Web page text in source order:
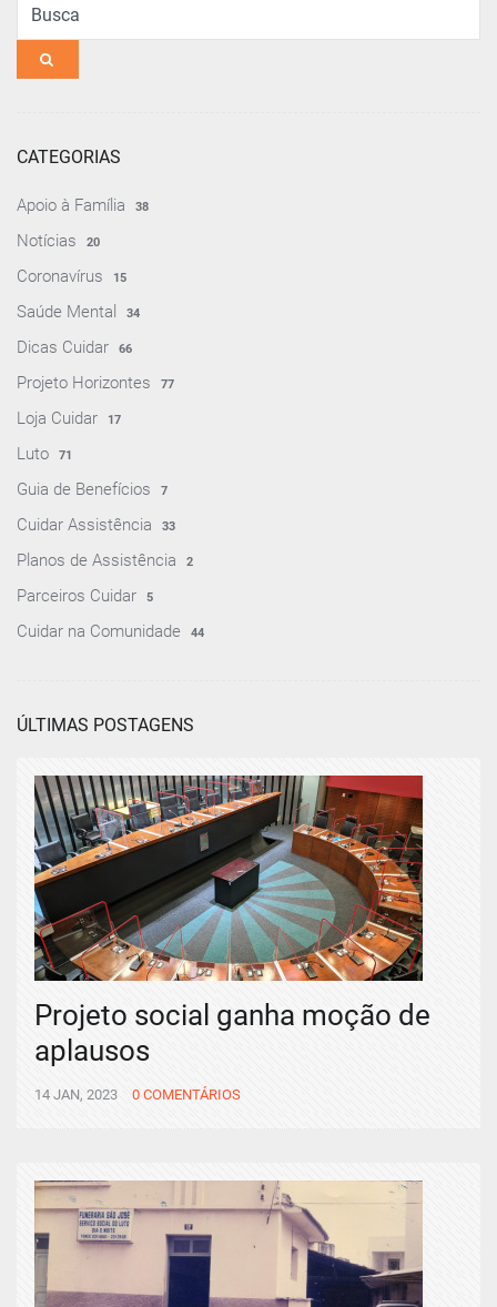
Busca
CATEGORIAS
Apoio à Família 38
Notícias 20
Coronavírus 15
Saúde Mental 34
Dicas Cuidar 66
Projeto Horizontes 77
Loja Cuidar 17
Luto 71
Guia de Benefícios 7
Cuidar Assistência 33
Planos de Assistência 2
Parceiros Cuidar 5
Cuidar na Comunidade 44
ÚLTIMAS POSTAGENS
Projeto social ganha moção de
aplausos
14 JAN, 2023 0 COMENTÁRIOS